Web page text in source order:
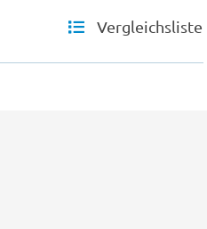
Vergleichsliste